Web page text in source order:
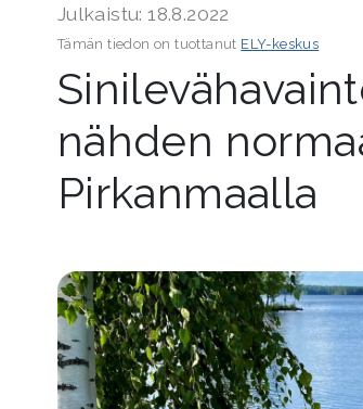
Julkaistu: 18.8.2022
Tämän tiedon on tuottanut ELY-keskus
nähden
Pirkanmaalla